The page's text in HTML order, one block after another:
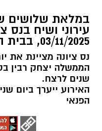
במלאת שלושים
עירוני ושיח בנס
03/11/2025, בבית הפנאי
נס ציונה מציינת את
שנים לרצח.
הפנאי